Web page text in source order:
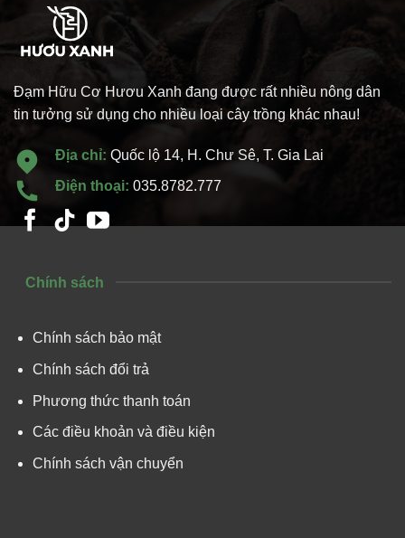
Đạm Hữu Cơ Hươu Xanh đang được rất nhiều nông dân
tin tưởng sử dụng cho nhiều loại cây trồng khác nhau!
Địa chỉ: Quốc lộ 14, H. Chư Sê, T. Gia Lai
Điện thoại: 035.8782.777
Chính sách
Chính sách bảo mật
Chính sách đổi trả
Phương thức thanh toán
Các điều khoản và điều kiện
Chính sách vận chuyển